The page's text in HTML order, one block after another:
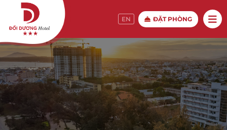
EN ĐẶT PHÒNG